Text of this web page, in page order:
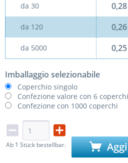
da 30
da 120
da 5000
Imballaggio selezionabile
Coperchio singolo
Confezione valore con 6 coperchi
Confezione con 1000 coperchi
Ab 1 Stück bestellbar.